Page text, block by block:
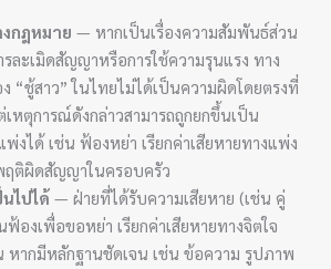
กฎหมาย — หากเป็นเรื่องความสัมพันธ์ส่วน
รละเมิดสัญญาหรือการใช้ความรุนแรง ทาง
ง “ชู้สาว” ในไทยไม่ได้เป็นความผิดโดยตรงที่
หตุการณ์ดังกล่าวสามารถถูกยกขึ้นเป็น
พ่งได้ เช่น ฟ้องหย่า เรียกค่าเสียหายทางแพ่ง
ฤติผิดสัญญาในครอบครัว
ไปได้ — ฝ่ายที่ได้รับความเสียหาย (เช่น คู่
ฟ้องเพื่อขอหย่า เรียกค่าเสียหายทางจิตใจ
หากมีหลักฐานชัดเจน เช่น ข้อความ รูปภาพ